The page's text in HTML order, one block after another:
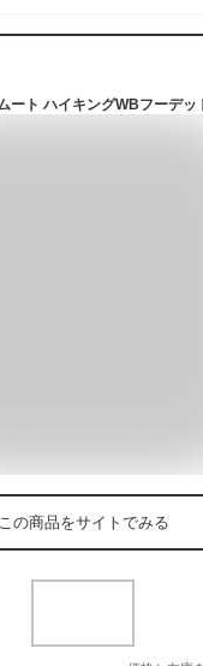
この商品をサイトでみる